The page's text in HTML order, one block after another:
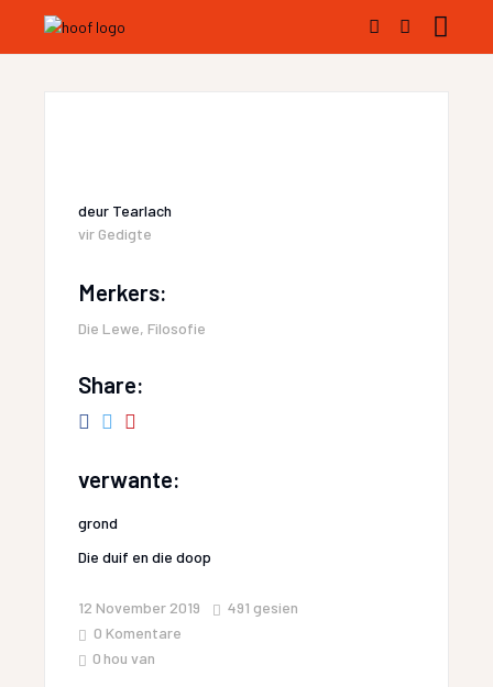
deur Tearlach
vir Gedigte
Merkers:
Die Lewe, Filosofie
Share:
verwante:
grond
Die duif en die doop
12 November 2019 491 gesien
0 Komentare
0 hou van